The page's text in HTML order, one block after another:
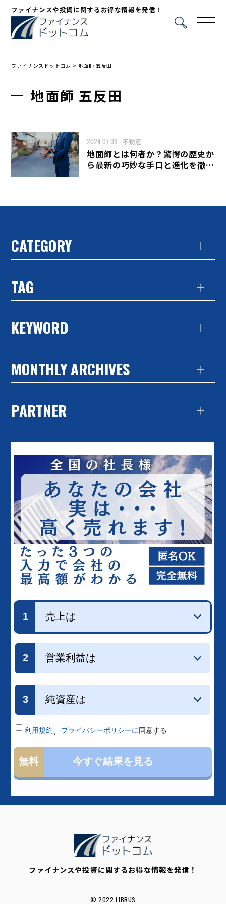
ファイナンスや投資に関するお得な情報を発信！
ファイナンスドットコム > 地面師 五反田
地面師 五反田
2024.07.08 不動産
地面師とは何者か？驚愕の歴史か
ら最新の巧妙な手口と進化を徹底
CATEGORY
TAG
KEYWORD
MONTHLY ARCHIVES
PARTNER
ファイナンスや投資に関するお得な情報を発信！
© 2022 LIBRUS